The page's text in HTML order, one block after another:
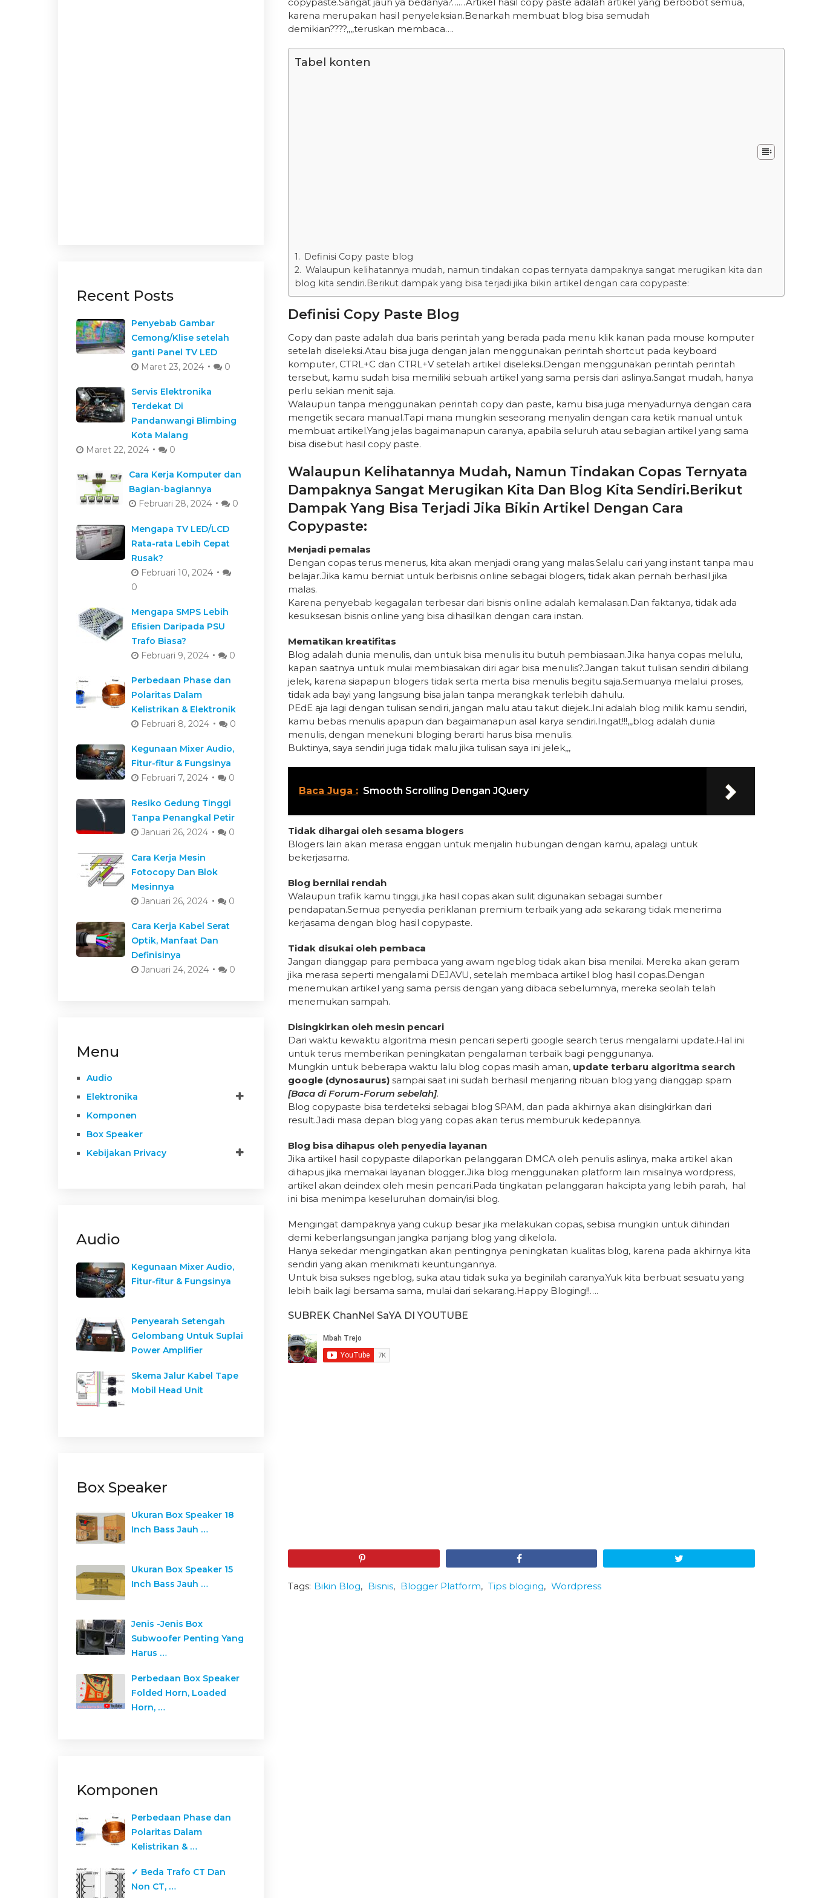
karena merupakan hasil penyeleksian.Benarkah membuat blog bisa semudah
demikian????,,,,teruskan membaca….
Tabel konten
Definisi Copy paste blog
Walaupun kelihatannya mudah, namun tindakan copas ternyata dampaknya sangat merugikan kita dan
blog kita sendiri.Berikut dampak yang bisa terjadi jika bikin artikel dengan cara copypaste:
Definisi Copy Paste Blog
Copy dan paste adalah dua baris perintah yang berada pada menu klik kanan pada mouse komputer
setelah diseleksi.Atau bisa juga dengan jalan menggunakan perintah shortcut pada keyboard
komputer, CTRL+C dan CTRL+V setelah artikel diseleksi.Dengan menggunakan perintah perintah
tersebut, kamu sudah bisa memiliki sebuah artikel yang sama persis dari aslinya.Sangat mudah, hanya
perlu sekian menit saja.
Walaupun tanpa menggunakan perintah copy dan paste, kamu bisa juga menyadurnya dengan cara
mengetik secara manual.Tapi mana mungkin seseorang menyalin dengan cara ketik manual untuk
membuat artikel.Yang jelas bagaimanapun caranya, apabila seluruh atau sebagian artikel yang sama
bisa disebut hasil copy paste.
Walaupun Kelihatannya Mudah, Namun Tindakan Copas Ternyata
Dampaknya Sangat Merugikan Kita Dan Blog Kita Sendiri.Berikut
Dampak Yang Bisa Terjadi Jika Bikin Artikel Dengan Cara
Copypaste:
Menjadi pemalas
Dengan copas terus menerus, kita akan menjadi orang yang malas.Selalu cari yang instant tanpa mau
belajar.Jika kamu berniat untuk berbisnis online sebagai blogers, tidak akan pernah berhasil jika
malas.
Karena penyebab kegagalan terbesar dari bisnis online adalah kemalasan.Dan faktanya, tidak ada
kesuksesan bisnis online yang bisa dihasilkan dengan cara instan.
Mematikan kreatifitas
Blog adalah dunia menulis, dan untuk bisa menulis itu butuh pembiasaan.Jika hanya copas melulu,
kapan saatnya untuk mulai membiasakan diri agar bisa menulis?.Jangan takut tulisan sendiri dibilang
jelek, karena siapapun blogers tidak serta merta bisa menulis begitu saja.Semuanya melalui proses,
tidak ada bayi yang langsung bisa jalan tanpa merangkak terlebih dahulu.
PEdE aja lagi dengan tulisan sendiri, jangan malu atau takut diejek..Ini adalah blog milik kamu sendiri,
kamu bebas menulis apapun dan bagaimanapun asal karya sendiri.Ingat!!!,,,blog adalah dunia
menulis, dengan menekuni bloging berarti harus bisa menulis.
Buktinya, saya sendiri juga tidak malu jika tulisan saya ini jelek,,,
Baca Juga : Smooth Scrolling Dengan JQuery
Tidak dihargai oleh sesama blogers
Blogers lain akan merasa enggan untuk menjalin hubungan dengan kamu, apalagi untuk
bekerjasama.
Blog bernilai rendah
Walaupun trafik kamu tinggi, jika hasil copas akan sulit digunakan sebagai sumber
pendapatan.Semua penyedia periklanan premium terbaik yang ada sekarang tidak menerima
kerjasama dengan blog hasil copypaste.
Tidak disukai oleh pembaca
Jangan dianggap para pembaca yang awam ngeblog tidak akan bisa menilai. Mereka akan geram
jika merasa seperti mengalami DEJAVU, setelah membaca artikel blog hasil copas.Dengan
menemukan artikel yang sama persis dengan yang dibaca sebelumnya, mereka seolah telah
menemukan sampah.
Disingkirkan oleh mesin pencari
Dari waktu kewaktu algoritma mesin pencari seperti google search terus mengalami update.Hal ini
untuk terus memberikan peningkatan pengalaman terbaik bagi penggunanya.
Mungkin untuk beberapa waktu lalu blog copas masih aman, update terbaru algoritma search
google (dynosaurus) sampai saat ini sudah berhasil menjaring ribuan blog yang dianggap spam
[Baca di Forum-Forum sebelah].
Blog copypaste bisa terdeteksi sebagai blog SPAM, dan pada akhirnya akan disingkirkan dari
result.Jadi masa depan blog yang copas akan terus memburuk kedepannya.
Blog bisa dihapus oleh penyedia layanan
Jika artikel hasil copypaste dilaporkan pelanggaran DMCA oleh penulis aslinya, maka artikel akan
dihapus jika memakai layanan blogger.Jika blog menggunakan platform lain misalnya wordpress,
artikel akan deindex oleh mesin pencari.Pada tingkatan pelanggaran hakcipta yang lebih parah, hal
ini bisa menimpa keseluruhan domain/isi blog.
Mengingat dampaknya yang cukup besar jika melakukan copas, sebisa mungkin untuk dihindari
demi keberlangsungan jangka panjang blog yang dikelola.
Hanya sekedar mengingatkan akan pentingnya peningkatan kualitas blog, karena pada akhirnya kita
sendiri yang akan menikmati keuntungannya.
Untuk bisa sukses ngeblog, suka atau tidak suka ya beginilah caranya.Yuk kita berbuat sesuatu yang
lebih baik lagi bersama sama, mulai dari sekarang.Happy Bloging!!….
SUBREK ChanNel SaYA DI YOUTUBE
Tags: Bikin Blog, Bisnis, Blogger Platform, Tips bloging, Wordpress
Recent Posts
Penyebab Gambar
Cemong/Klise setelah
ganti Panel TV LED
Maret 23, 2024
0
Servis Elektronika
Terdekat Di
Pandanwangi Blimbing
Kota Malang
Maret 22, 2024
0
Cara Kerja Komputer dan
Bagian-bagiannya
Februari 28, 2024
0
Mengapa TV LED/LCD
Rata-rata Lebih Cepat
Rusak?
Februari 10, 2024
0
Mengapa SMPS Lebih
Efisien Daripada PSU
Trafo Biasa?
Februari 9, 2024
0
Perbedaan Phase dan
Polaritas Dalam
Kelistrikan & Elektronik
Februari 8, 2024
0
Kegunaan Mixer Audio,
Fitur-fitur & Fungsinya
Februari 7, 2024
0
Resiko Gedung Tinggi
Tanpa Penangkal Petir
Januari 26, 2024
0
Cara Kerja Mesin
Fotocopy Dan Blok
Mesinnya
Januari 26, 2024
0
Cara Kerja Kabel Serat
Optik, Manfaat Dan
Definisinya
Januari 24, 2024
0
Menu
Audio
Elektronika
Komponen
Box Speaker
Kebijakan Privacy
Audio
Kegunaan Mixer Audio,
Fitur-fitur & Fungsinya
Penyearah Setengah
Gelombang Untuk Suplai
Power Amplifier
Skema Jalur Kabel Tape
Mobil Head Unit
Box Speaker
Ukuran Box Speaker 18
Inch Bass Jauh …
Ukuran Box Speaker 15
Inch Bass Jauh …
Jenis -Jenis Box
Subwoofer Penting Yang
Harus …
Perbedaan Box Speaker
Folded Horn, Loaded
Horn, …
Komponen
Perbedaan Phase dan
Polaritas Dalam
Kelistrikan & …
✓ Beda Trafo CT Dan
Non CT, …